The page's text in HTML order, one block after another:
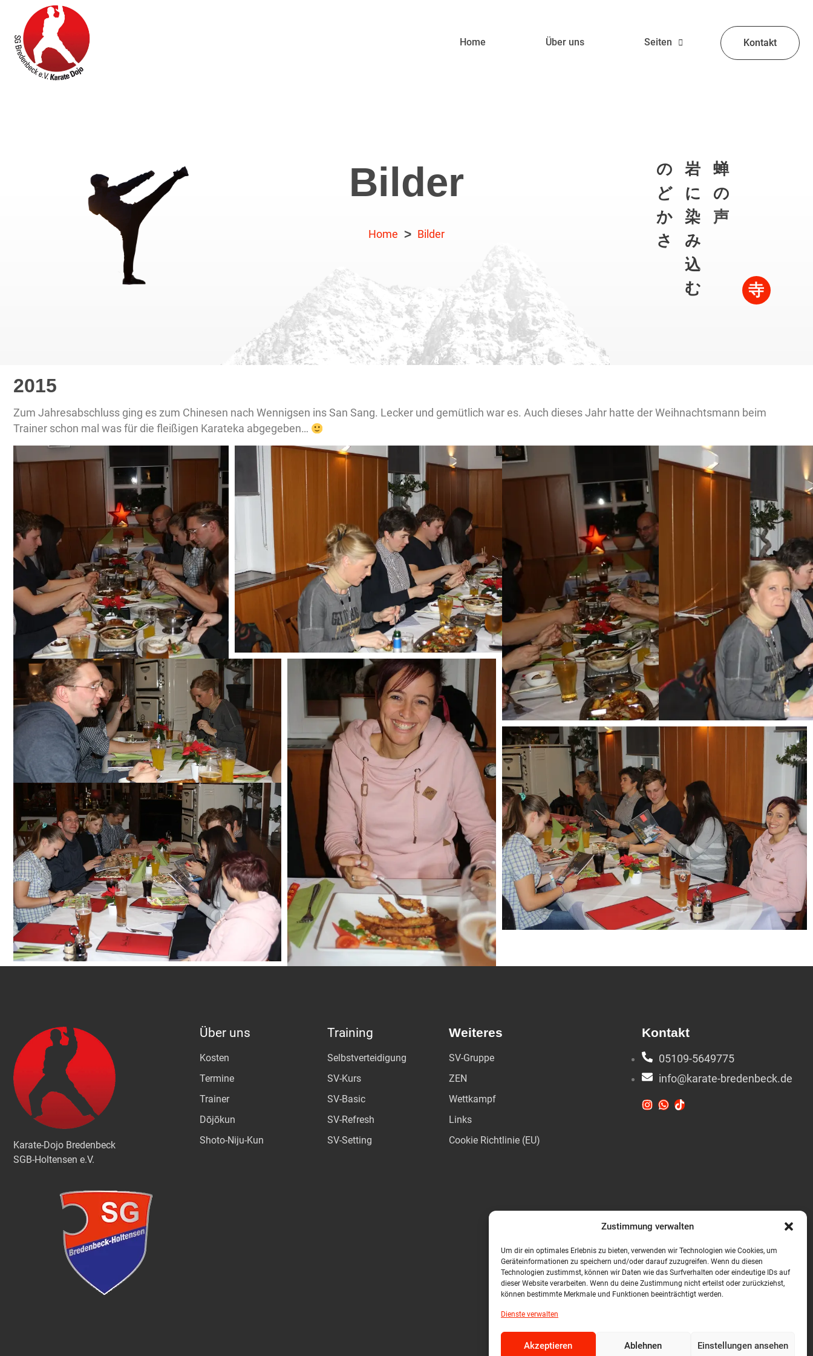
Zustimmung verwalten
Um dir ein optimales Erlebnis zu bieten, verwenden wir Technologien wie Cookies, um
Geräteinformationen zu speichern und/oder darauf zuzugreifen. Wenn du diesen
Technologien zustimmst, können wir Daten wie das Surfverhalten oder eindeutige IDs auf
dieser Website verarbeiten. Wenn du deine Zustimmung nicht erteilst oder zurückziehst,
können bestimmte Merkmale und Funktionen beeinträchtigt werden.
Dienste verwalten
Akzeptieren Ablehnen Einstellungen ansehen
Home Über uns Seiten Kontakt
Bilder
Home > Bilder
の
ど
か
さ
岩
に
染
み
込
む
蝉
の
声
寺
2015
Zum Jahresabschluss ging es zum Chinesen nach Wennigsen ins San Sang. Lecker und gemütlich war es. Auch dieses Jahr hatte der Weihnachtsmann beim
Trainer schon mal was für die fleißigen Karateka abgegeben…
Karate-Dojo Bredenbeck
SGB-Holtensen e.V.
Über uns
Kosten
Termine
Trainer
Dōjōkun
Shoto-Niju-Kun
Training
Selbstverteidigung
SV-Kurs
SV-Basic
SV-Refresh
SV-Setting
Weiteres
SV-Gruppe
ZEN
Wettkampf
Links
Cookie Richtlinie (EU)
Kontakt
05109-5649775
info@karate-bredenbeck.de